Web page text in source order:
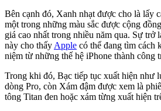
Bên cạnh đó, Xanh nhạt được cho là lấy
một trong những màu sắc được cộng
giá cao nhất trong nhiều năm qua. Sự trở
này cho thấy Apple có thể đang tìm cách
niệm từ những thế hệ iPhone thành công
Trong khi đó, Bạc tiếp tục xuất hiện như
dòng Pro, còn Xám đậm được xem là
tông Titan đen hoặc xám từng xuất hiện